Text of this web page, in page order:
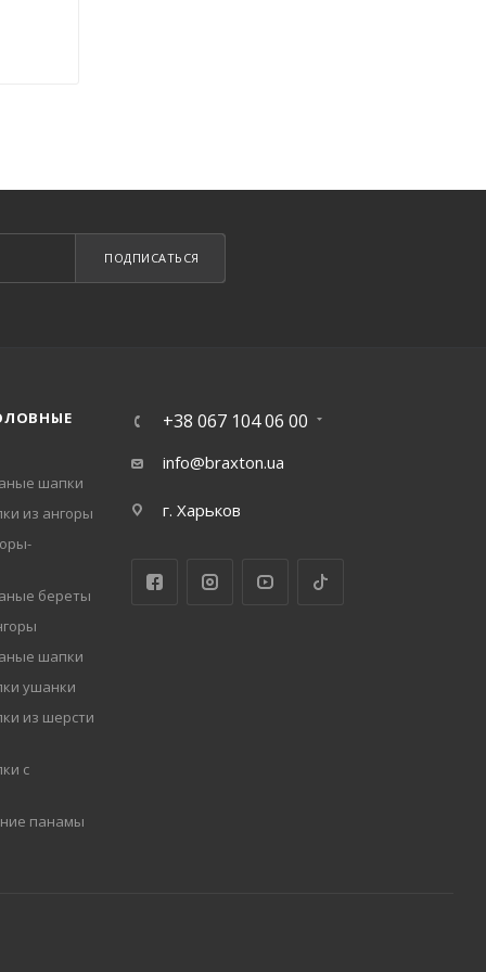
ПОДПИСАТЬСЯ
шапки
из ангоры
береты
шапки
ушанки
из шерсти
с
панамы
+38 067 104 06 00
info@braxton.ua
г. Харьков